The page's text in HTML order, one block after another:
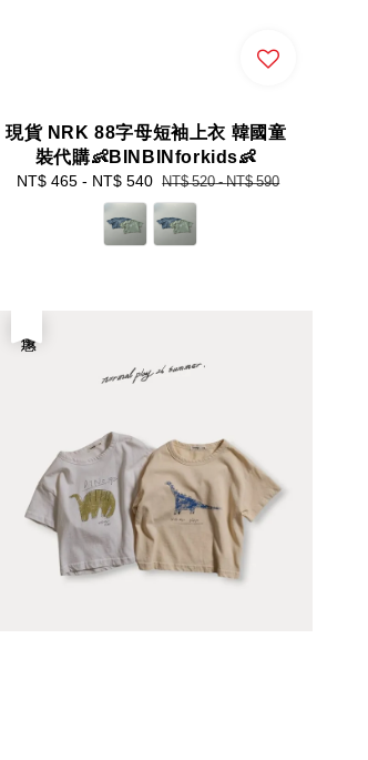
現貨 NRK 88字母短袖上衣 韓國童
裝代購👶BINBINforkids👶
Sale
NT$ 465 - NT$ 540 Regular
price
NT$ 520-NT$ 590